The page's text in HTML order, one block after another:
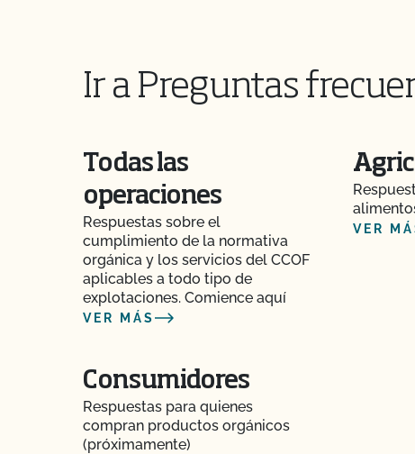
Ir a Preguntas
Todas las
operaciones
Respuestas sobre el
cumplimiento de la normativa
orgánica y los servicios del CCOF
aplicables a todo tipo de
explotaciones. Comience aquí
VER MÁS
VER
Consumidores
Respuestas para quienes
compran productos orgánicos
(próximamente)
¿Qué pasa si pago mi factura pero no
¿Qué ocurre si estoy certificado por otra
¿Qué es un número de lote?
¿Qué es una pista de auditoría?
¿Qué es MyCCOF?
¿Cuál es el proceso para recibir PrimusGFS
¿Cuál es el proceso de renovación?